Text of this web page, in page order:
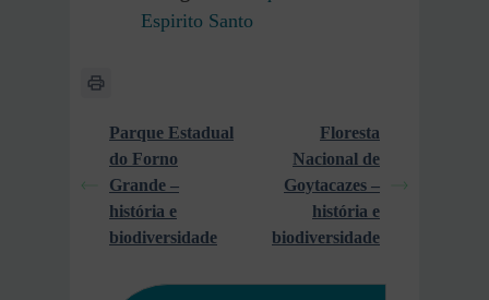
Espirito Santo
Parque Estadual
do Forno
Grande –
história e
biodiversidade
Floresta
Nacional de
Goytacazes –
história e
biodiversidade